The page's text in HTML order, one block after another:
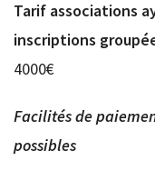
Tarif associations
inscriptions
4000€
Facilités de
possibles